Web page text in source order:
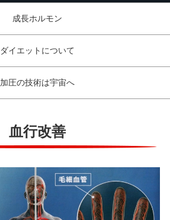
成長ホルモン
ダイエットについて
加圧の技術は宇宙へ
血行改善